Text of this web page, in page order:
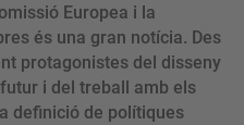
Europea i la
és una gran notícia. Des
protagonistes del disseny
i del treball amb els
definició de polítiques